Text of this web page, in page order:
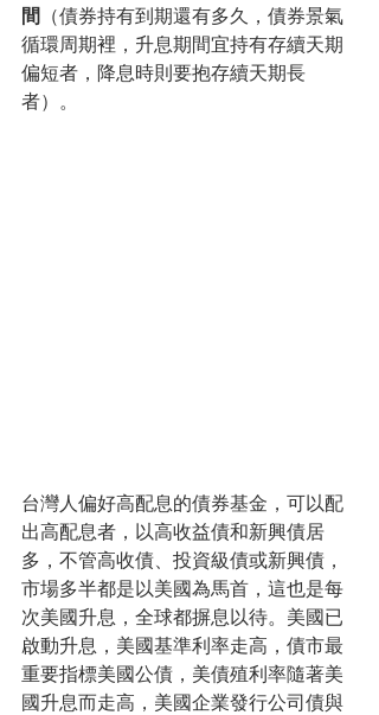
間 （債券持有到期還有多久，債券景氣
循環周期裡，升息期間宜持有存續天期
偏短者，降息時則要抱存續天期長
者）。
台灣人偏好高配息的債券基金，可以配
出高配息者，以高收益債和新興債居
多，不管高收債、投資級債或新興債，
市場多半都是以美國為馬首，這也是每
次美國升息，全球都摒息以待。美國已
啟動升息，美國基準利率走高，債市最
重要指標美國公債，美債殖利率隨著美
國升息而走高，美國企業發行公司債與